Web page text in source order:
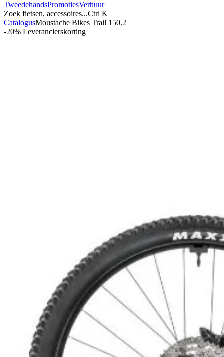
TweedehandsPromotiesVerhuur
Zoek fietsen, accessoires...Ctrl K
CatalogusMoustache Bikes Trail 150.2
-20% Leverancierskorting